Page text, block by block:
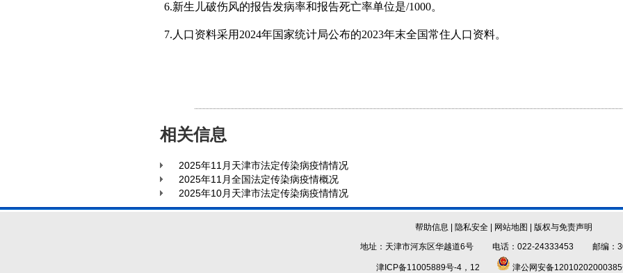
6.新生儿破伤风的报告发病率和报告死亡率单位是/1000。
7.人口资料采用2024年国家统计局公布的2023年末全国常住人口资料。
相关信息
2025年11月天津市法定传染病疫情情况
2025年11月全国法定传染病疫情概况
2025年10月天津市法定传染病疫情情况
帮助信息 隐私安全| 网站地图
版权与免责声明
地址：天津市河东区华越道6号 电话：022-24333453 邮编：
津ICP备11005889号-4，12 津公网安备